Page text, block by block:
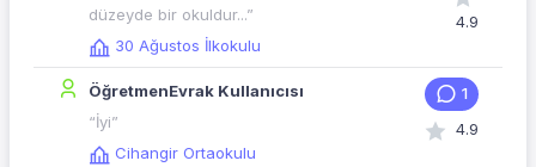
düzeyde bir okuldur...”
30 Ağustos İlkokulu
4.9
ÖğretmenEvrak Kullanıcısı
“İyi”
Cihangir Ortaokulu
1
4.9